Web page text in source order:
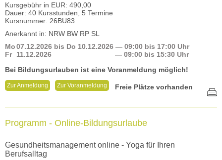
Kursgebühr in EUR: 490,00
Dauer: 40 Kursstunden, 5 Termine
Kursnummer: 26BU83
Anerkannt in: NRW BW RP SL
Mo07.12.2026 bis Do 10.12.2026 — 09:00 bis 17:00 Uhr
Fr
11.12.2026
— 09:00 bis 15:30 Uhr
Bei Bildungsurlauben ist eine Voranmeldung möglich!
Zur Anmeldung Zur Voranmeldung Freie Plätze vorhanden
Programm - Online-Bildungsurlaube
Gesundheitsmanagement online - Yoga für Ihren
Berufsalltag